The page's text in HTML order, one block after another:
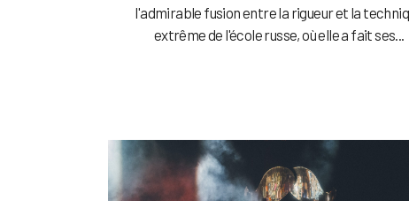
l'admirable fusion entre la rigueur et la
extrême de l'école russe, où elle a fait ses...